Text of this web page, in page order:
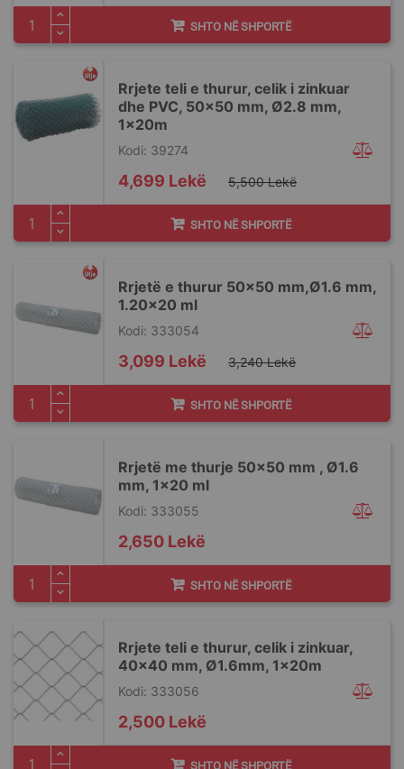
SHTO NË SHPORTË
Rrjete teli e thurur, celik i zinkuar
dhe PVC, 50x50 mm, Ø2.8 mm,
1x20m
Kodi: 39274
Special
Price
4,699 Lekë 5,500 Lekë
SHTO NË SHPORTË
Rrjetë e thurur 50x50 mm,Ø1.6 mm,
1.20x20 ml
Kodi: 333054
Special
Price
3,099 Lekë 3,240 Lekë
SHTO NË SHPORTË
Rrjetë me thurje 50x50 mm , Ø1.6
mm, 1x20 ml
Kodi: 333055
2,650 Lekë
SHTO NË SHPORTË
Rrjete teli e thurur, celik i zinkuar,
40x40 mm, Ø1.6mm, 1x20m
Kodi: 333056
2,500 Lekë
SHTO NË SHPORTË